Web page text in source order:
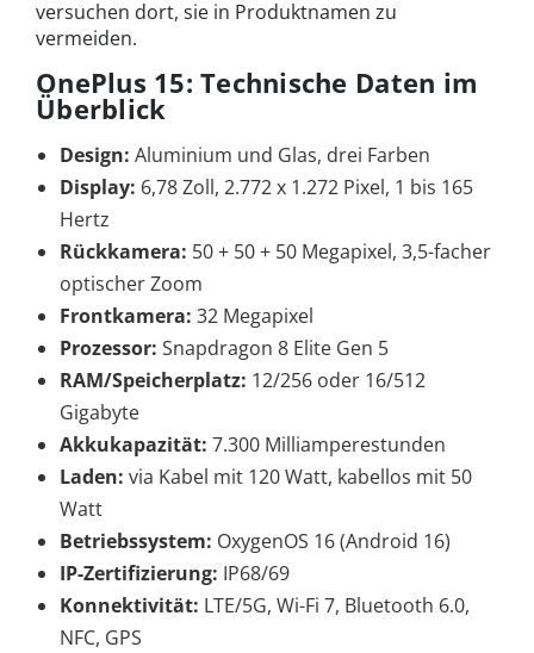
versuchen dort, sie in Produktnamen zu
vermeiden.
OnePlus 15: Technische Daten im
Überblick
Design: Aluminium und Glas, drei Farben
Display: 6,78 Zoll, 2.772 x 1.272 Pixel, 1 bis 165
Hertz
Rückkamera: 50 + 50 + 50 Megapixel, 3,5-facher
optischer Zoom
Frontkamera: 32 Megapixel
Prozessor: Snapdragon 8 Elite Gen 5
RAM/Speicherplatz: 12/256 oder 16/512
Gigabyte
Akkukapazität: 7.300 Milliamperestunden
Laden: via Kabel mit 120 Watt, kabellos mit 50
Watt
Betriebssystem: OxygenOS 16 (Android 16)
IP-Zertifizierung: IP68/69
Konnektivität: LTE/5G, Wi-Fi 7, Bluetooth 6.0,
NFC, GPS